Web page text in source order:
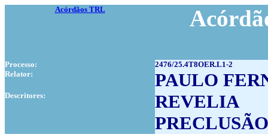
Acórdãos TRL
Processo:
2476/25.4T8OER.L1-2
Relator:
PAULO
Descritores:
REVELIA
PRECLUSÃO